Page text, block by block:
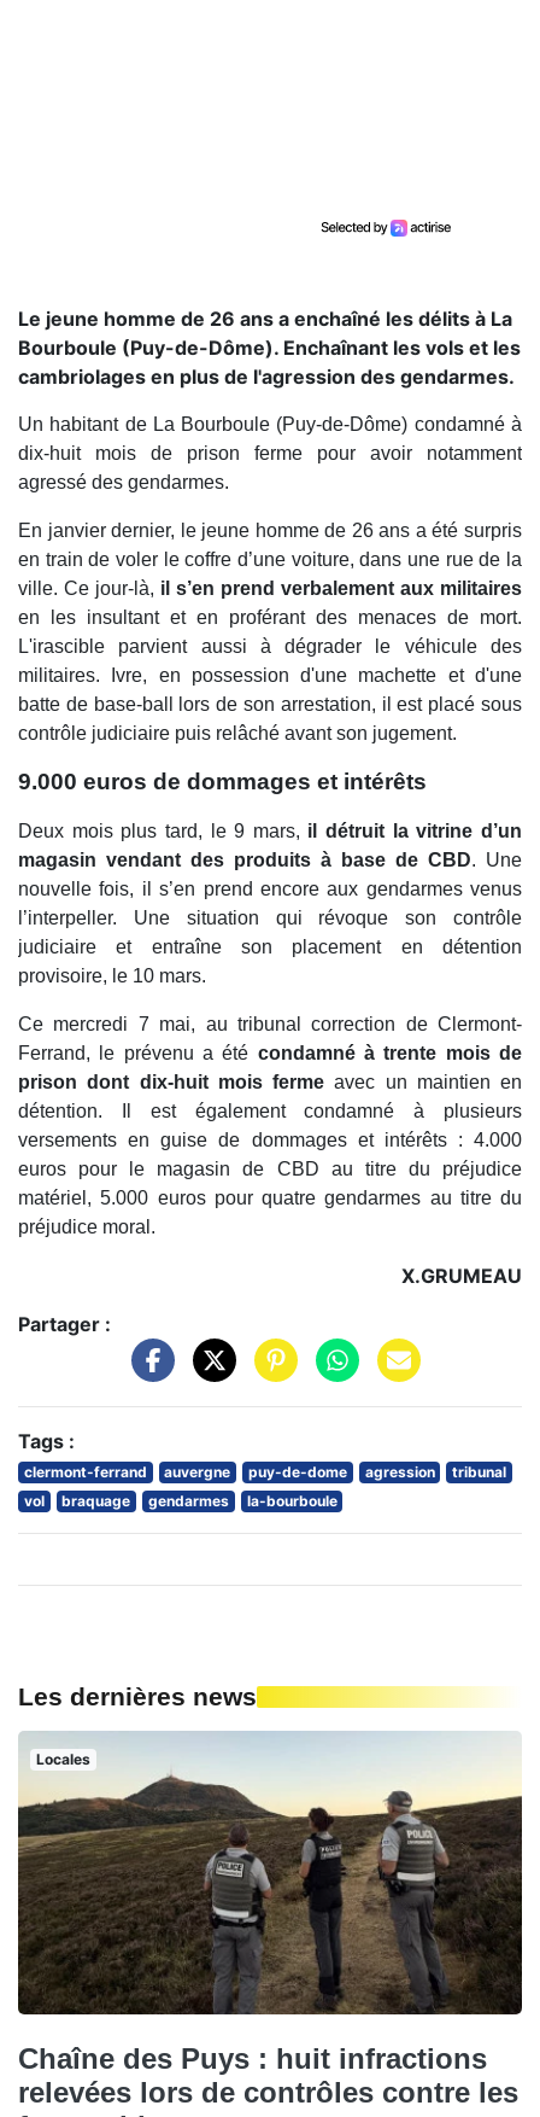
Le jeune homme de 26 ans a enchaîné les délits à La
Bourboule (Puy-de-Dôme). Enchaînant les vols et les
cambriolages en plus de l'agression des gendarmes.
Un habitant de La Bourboule (Puy-de-Dôme) condamné à
dix-huit mois de prison ferme pour avoir notamment
agressé des gendarmes.
En janvier dernier, le jeune homme de 26 ans a été surpris
en train de voler le coffre d’une voiture, dans une rue de la
ville. Ce jour-là, il s’en prend verbalement aux militaires
en les insultant et en proférant des menaces de mort.
L'irascible parvient aussi à dégrader le véhicule des
militaires. Ivre, en possession d'une machette et d'une
batte de base-ball lors de son arrestation, il est placé sous
contrôle judiciaire puis relâché avant son jugement.
9.000 euros de dommages et intérêts
Deux mois plus tard, le 9 mars, il détruit la vitrine d’un
magasin vendant des produits à base de CBD. Une
nouvelle fois, il s’en prend encore aux gendarmes venus
l’interpeller. Une situation qui révoque son contrôle
judiciaire et entraîne son placement en détention
provisoire, le 10 mars.
Ce mercredi 7 mai, au tribunal correction de Clermont-
Ferrand, le prévenu a été condamné à trente mois de
prison dont dix-huit mois ferme avec un maintien en
détention. Il est également condamné à plusieurs
versements en guise de dommages et intérêts : 4.000
euros pour le magasin de CBD au titre du préjudice
matériel, 5.000 euros pour quatre gendarmes au titre du
préjudice moral.
X.GRUMEAU
Partager :
Tags :
clermont-ferrand auvergne puy-de-dome agression
tribunal
vol
braquage gendarmes la-bourboule
Les dernières news
Locales
Chaîne des Puys : huit infractions
relevées lors de contrôles contre les